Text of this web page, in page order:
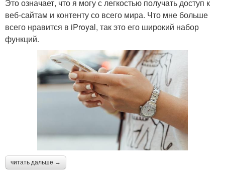
Это означает, что я могу с легкостью получать доступ к
веб-сайтам и контенту со всего мира. Что мне больше
всего нравится в iProyal, так это его широкий набор
функций.
читать дальше →